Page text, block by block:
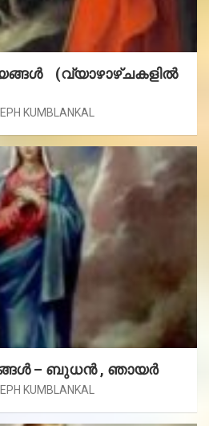
(വ്യാഴാഴ്ചകളിൽ
KUMBLANKAL
– ബുധൻ , ഞായർ
KUMBLANKAL